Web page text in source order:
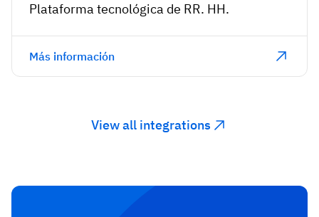
Plataforma tecnológica de RR. HH.
Más información
View all integrations